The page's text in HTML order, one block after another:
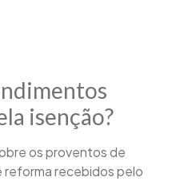
isenção?
os proventos de
recebidos pelo